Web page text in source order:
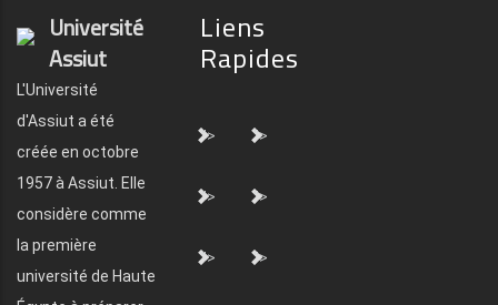
Université
Assiut
L'Université
d'Assiut a été
créée en octobre
1957 à Assiut. Elle
considère comme
la première
université de Haute
Liens
Rapides
"> ">
"> ">
"> ">